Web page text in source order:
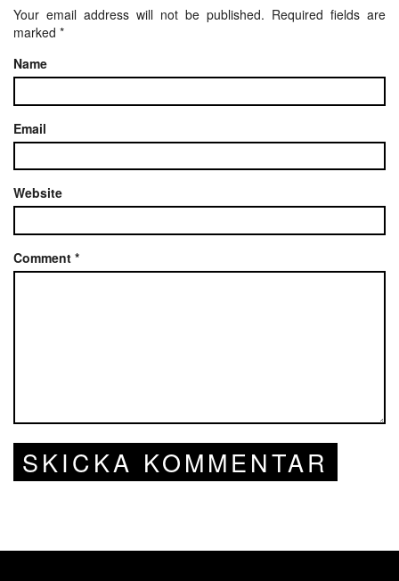
Your email address will not be published. Required fields are
marked *
Name
Email
Website
Comment *
SKICKA KOMMENTAR